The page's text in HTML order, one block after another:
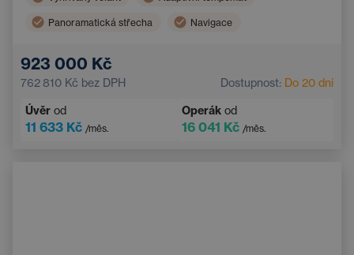
Panoramatická střecha Navigace
Bluetooth
923 000 Kč
762 810 Kč bez DPH Dostupnost: Do 20 dní
Úvěr od
11 633 Kč /měs.
Operák od
16 041 Kč /měs.